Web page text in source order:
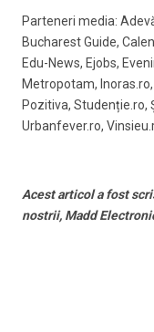
Parteneri media:
Bucharest Guide,
Edu-News, Ejobs,
Metropotam, Inoras.ro,
Pozitiva, Studenție.ro,
Urbanfever.ro,
Acest articol a fost
nostrii, Madd